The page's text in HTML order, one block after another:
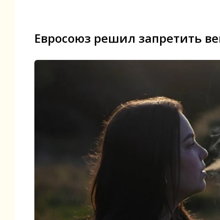
Евросоюз решил запретить